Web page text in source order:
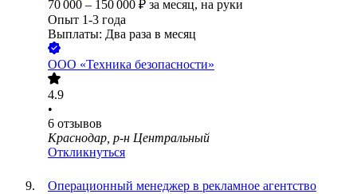
70 000 – 150 000 ₽ за месяц, на руки
Опыт 1-3 года
Выплаты: Два раза в месяц
ООО «Техника безопасности»
4.9
•
6 отзывов
Краснодар, р-н Центральный
Откликнуться
Операционный менеджер в рекламное агентство